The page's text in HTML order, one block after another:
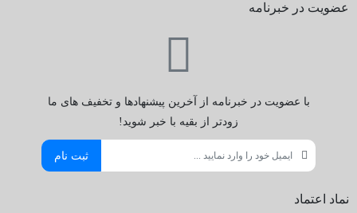
عضویت در خبرنامه
با عضویت در خبرنامه از آخرین پیشنهادها و تخفیف های ما
زودتر از بقیه با خبر شوید!
ثبت نام
نماد اعتماد